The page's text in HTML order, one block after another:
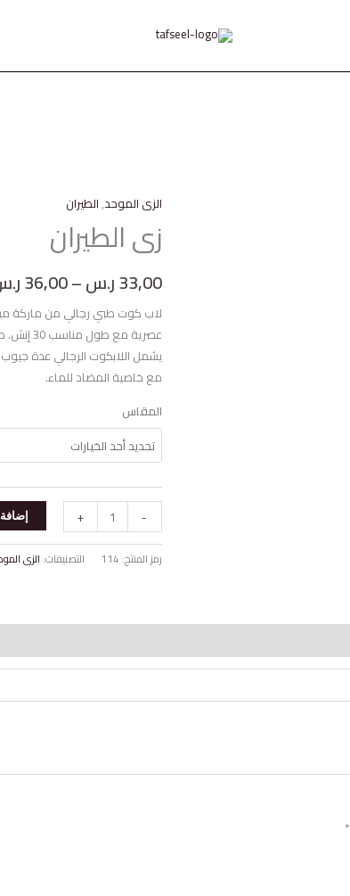
الزى الموحد,الطيران
زى الطيران
33,00ر.س–
36,00
عصرية
يشمل اللابكوت الرجالي عدة
مع خاصية المضاد للماء.
المقاس
-
+
رمز المنتج: 114 التصنيفات: الزى
*